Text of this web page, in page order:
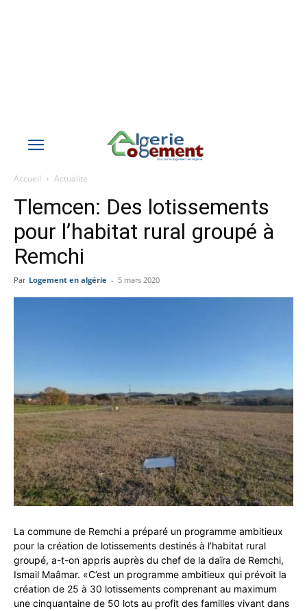
Accueil Actualite
Tlemcen: Des lotissements
pour l’habitat rural groupé à
Remchi
Par Logement en algérie - 5 mars 2020
La commune de Remchi a préparé un programme ambitieux
pour la création de lotissements destinés à l’habitat rural
groupé, a-t-on appris auprès du chef de la daïra de Remchi,
Ismail Maâmar. «C’est un programme ambitieux qui prévoit la
création de 25 à 30 lotissements comprenant au maximum
une cinquantaine de 50 lots au profit des familles vivant dans